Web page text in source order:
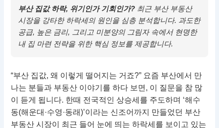
부산 집값 하락, 위기인가 기회인가? 최근 부산 부동산
시장을 강타한 하락세의 원인을 심층 분석합니다. 과도한
공급, 높은 금리, 그리고 미분양의 그림자 속에서 현명한
내 집 마련 전략을 위한 핵심 정보를 제공합니다.
“부산 집값, 왜 이렇게 떨어지는 거죠?” 요즘 부산에서 만
나는 분들과 부동산 이야기를 하다 보면, 이 질문을 참 많
이 듣게 됩니다. 한때 전국적인 상승세를 주도하며 ‘해수
동(해운대·수영·동래)’이라는 신조어까지 만들었던 부산
부동산 시장이 최근 들어 눈에 띄는 하락세를 보이고 있는